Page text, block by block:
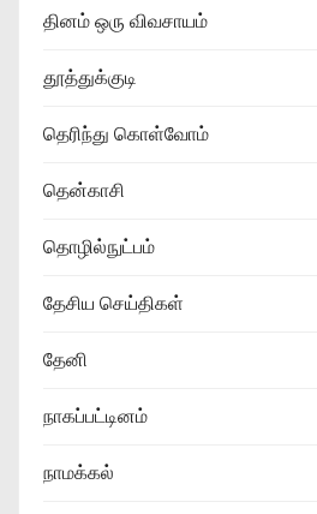
தினம் ஒரு விவசாயம்
தூத்துக்குடி
தெரிந்து கொள்வோம்
தென்காசி
தொழில்நுட்பம்
தேசிய செய்திகள்
தேனி
நாகப்பட்டினம்
நாமக்கல்